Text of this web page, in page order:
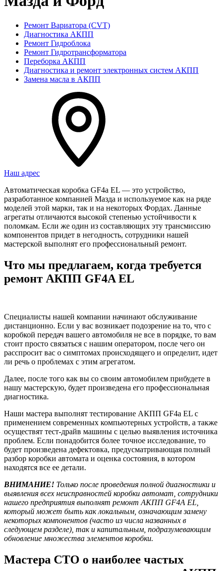
Ремонт Вариатора (CVT)
Диагностика АКПП
Ремонт Гидроблока
Ремонт Гидротрансформатора
Переборка АКПП
Диагностика и ремонт электронных систем АКПП
Замена масла в АКПП
Наш адрес
Автоматическая коробка GF4a EL — это устройство,
разработанное компанией Мазда и используемое как на ряде
моделей этой марки, так и на некоторых Фордах. Данные
агрегаты отличаются высокой степенью устойчивости к
поломкам. Если же один из составляющих эту трансмиссию
компонентов придет в негодность, сотрудники нашей
мастерской выполнят его профессиональный ремонт.
Что мы предлагаем, когда требуется
ремонт АКПП GF4A EL
Специалисты нашей компании начинают обслуживание
дистанционно. Если у вас возникает подозрение на то, что с
коробкой передач вашего автомобиля не все в порядке, то вам
стоит просто связаться с нашим оператором, после чего он
расспросит вас о симптомах происходящего и определит, идет
ли речь о проблемах с этим агрегатом.
Далее, после того как вы со своим автомобилем прибудете в
нашу мастерскую, будет произведена его профессиональная
диагностика.
Наши мастера выполнят тестирование АКПП GF4a EL с
применением современных компьютерных устройств, а также
осуществят тест-драйв машины с целью выявления источника
проблем. Если понадобится более точное исследование, то
будет произведена дефектовка, предусматривающая полный
разбор коробки автомата и оценка состояния, в котором
находятся все ее детали.
ВНИМАНИЕ! Только после проведения полной диагностики и
выявления всех неисправностей коробки автомат, сотрудники
нашего предприятия выполнят ремонт АКПП GF4A EL,
который может быть как локальным, означающим замену
некоторых компонентов (часто из числа названных в
следующем разделе), так и капитальным, подразумевающим
обновление множества элементов коробки.
Мастера СТО о наиболее частых